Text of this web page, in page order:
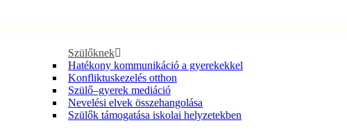
Szülőknek
Hatékony kommunikáció a gyerekekkel
Konfliktuskezelés otthon
Szülő–gyerek mediáció
Nevelési elvek összehangolása
Szülők támogatása iskolai helyzetekben